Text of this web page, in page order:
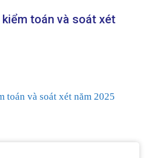
kiểm toán và soát xét
toán và soát xét năm 2025